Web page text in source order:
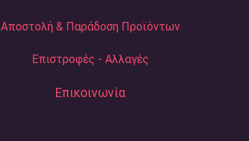
Αποστολή & Παράδοση Προϊόντων
Επιστροφές - Αλλαγές
Επικοινωνία